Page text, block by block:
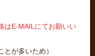
はE-MAILにてお願いい
とが多いため）